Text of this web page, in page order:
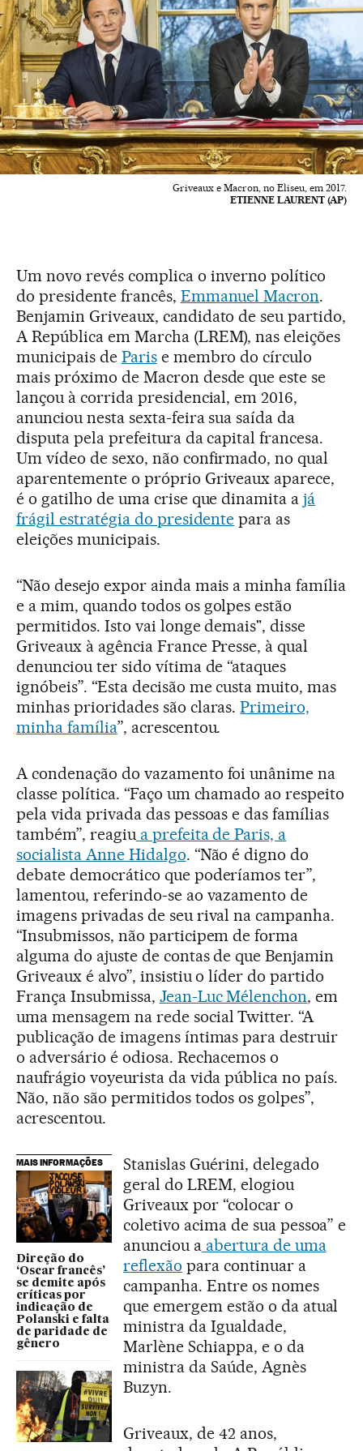
Griveaux e Macron, no Eliseu, em 2017.
ETIENNE LAURENT (AP)
Um novo revés complica o inverno político
do presidente francês, Emmanuel Macron.
Benjamin Griveaux, candidato de seu partido,
A República em Marcha (LREM), nas eleições
municipais de Parise membro do círculo
mais próximo de Macron desde que este se
lançou à corrida presidencial, em 2016,
anunciou nesta sexta-feira sua saída da
disputa pela prefeitura da capital francesa.
Um vídeo de sexo, não confirmado, no qual
aparentemente o próprio Griveaux aparece,
é o gatilho de uma crise que dinamita ajá
frágil estratégia do presidente para as
eleições municipais.
“Não desejo expor ainda mais a minha família
e a mim, quando todos os golpes estão
permitidos. Isto vai longe demais", disse
Griveaux à agência France Presse, à qual
denunciou ter sido vítima de “ataques
ignóbeis”. “Esta decisão me custa muito, mas
minhas prioridades são claras.Primeiro,
minha família”, acrescentou.
A condenação do vazamento foi unânime na
classe política. “Faço um chamado ao respeito
pela vida privada das pessoas e das famílias
também”, reagiua prefeita de Paris, a
socialista Anne Hidalgo. “Não é digno do
debate democrático que poderíamos ter”,
lamentou, referindo-se ao vazamento de
imagens privadas de seu rival na campanha.
“Insubmissos, não participem de forma
alguma do ajuste de contas de que Benjamin
Griveaux é alvo”, insistiu o líder do partido
França Insubmissa, Jean-Luc Mélenchon, em
uma mensagem na rede social Twitter. “A
publicação de imagens íntimas para destruir
o adversário é odiosa. Rechacemos o
naufrágio voyeurista da vida pública no país.
Não, não são permitidos todos os golpes”,
acrescentou.
MAIS INFORMAÇÕES
Direção do
‘Oscar francês’
se demite após
críticas por
indicação de
Polanski e falta
de paridade de
gênero
Stanislas Guérini, delegado
geral do LREM, elogiou
Griveaux por “colocar o
coletivo acima de sua pessoa” e
anunciou aabertura de uma
reflexão para continuar a
campanha. Entre os nomes
que emergem estão o da atual
ministra da Igualdade,
Marlène Schiappa, e o da
ministra da Saúde, Agnès
Buzyn.
Griveaux, de 42 anos,